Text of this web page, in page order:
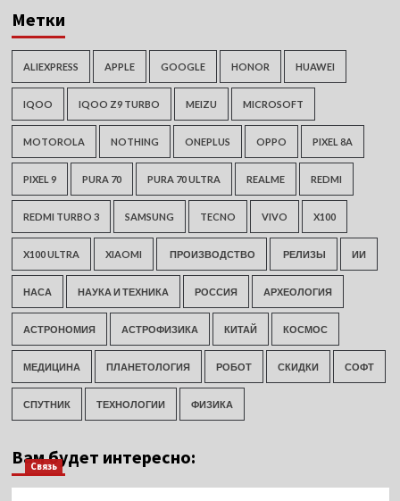
Метки
ALIEXPRESS APPLE GOOGLE HONOR HUAWEI
IQOO IQOO Z9 TURBO MEIZU MICROSOFT
MOTOROLA NOTHING ONEPLUS OPPO PIXEL 8A
PIXEL 9 PURA 70 PURA 70 ULTRA REALME REDMI
REDMI TURBO 3 SAMSUNG TECNO VIVO X100
X100 ULTRA XIAOMI ПРОИЗВОДСТВО РЕЛИЗЫ ИИ
НАСА НАУКА И ТЕХНИКА РОССИЯ АРХЕОЛОГИЯ
АСТРОНОМИЯ АСТРОФИЗИКА КИТАЙ КОСМОС
МЕДИЦИНА ПЛАНЕТОЛОГИЯ РОБОТ СКИДКИ СОФТ
СПУТНИК ТЕХНОЛОГИИ ФИЗИКА
Вам будет интересно:
Связь